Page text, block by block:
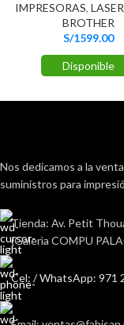
IMPRESORAS, LASER
BROTHER
S/1599.00
Disponible
Nos dedicamos a la
suministros para
Tienda: Av. Petit
(Galerìa COMPU
Cel: / WhatsApp: 971